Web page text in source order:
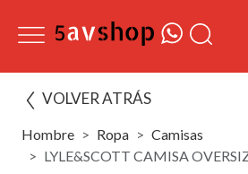
VOLVER ATRÁS
Hombre Ropa
Camisas
LYLE&SCOTT CAMISA